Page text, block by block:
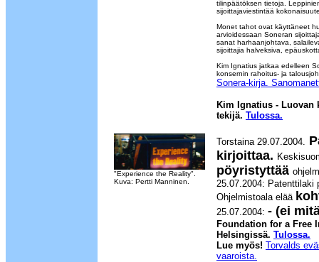
tilinpäätöksen tietoja.
sijoittajaviestintää
Monet tahot ovat käyttäneet
arvioidessaan Soneran
sanat harhaanjohtava,
sijoittajia halveksiva,
Kim Ignatius jatkaa edelleen
konsernin rahoitus- ja
Sonera-kirja.
Kim Ignatius - Luovan
tekijä. Tulossa.
"Experience the Reality".
Kuva: Pertti Manninen.
Torstaina 29.07.2004.
kirjoittaa.
pöyristyttää
25.07.2004: Patenttilaki
Ohjelmistoala elää
25.07.2004: - (ei
Foundation for a Free
Helsingissä. Tulossa.
Lue myös! Torvalds
vaaroista.